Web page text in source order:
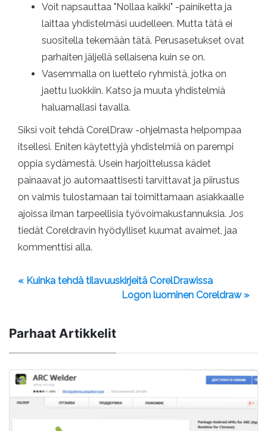
Voit napsauttaa "Nollaa kaikki" -painiketta ja
laittaa yhdistelmäsi uudelleen. Mutta tätä ei
suositella tekemään tätä. Perusasetukset ovat
parhaiten jäljellä sellaisena kuin se on.
Vasemmalla on luettelo ryhmistä, jotka on
jaettu luokkiin. Katso ja muuta yhdistelmiä
haluamallasi tavalla.
Siksi voit tehdä CorelDraw -ohjelmasta helpompaa
itsellesi. Eniten käytettyjä yhdistelmiä on parempi
oppia sydämestä. Usein harjoittelussa kädet
painaavat jo automaattisesti tarvittavat ja piirustus
on valmis tulostamaan tai toimittamaan asiakkaalle
ajoissa ilman tarpeellisia työvoimakustannuksia. Jos
tiedät Coreldravin hyödylliset kuumat avaimet, jaa
kommenttisi alla.
« Kuinka tehdä tilavuuskirjeitä CorelDrawissa
Logon luominen Coreldraw »
Parhaat Artikkelit